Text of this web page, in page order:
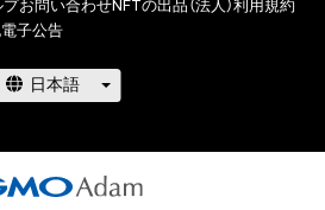
物の利用については、公序良俗や法令
用をお断りさせていただきます。
たはその管理委託を受けている者は、
プお問い合わせNFTの出品（法人）利用規約
電子公告